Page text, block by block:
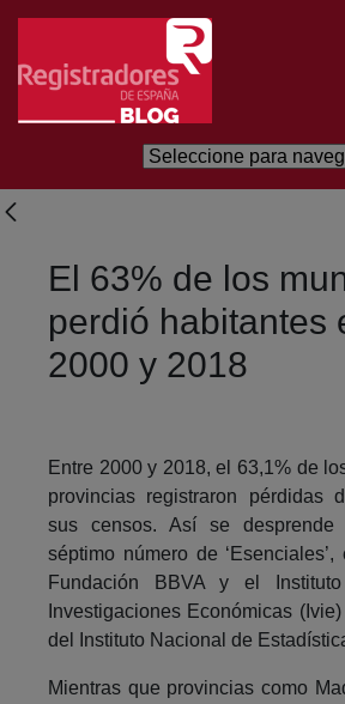
Skip to Main Content
El 63% de los
perdió habitantes
2000 y 2018
Entre 2000 y 2018, el 63,1% de
provincias registraron pérdidas
sus censos. Así se
séptimo número de
Fundación BBVA y el
Investigaciones Económicas
del Instituto Nacional de
Mientras que provincias como